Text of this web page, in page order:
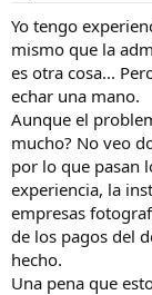
Yo tengo
mismo que la
es otra cosa...
echar una mano.
Aunque el
mucho? No veo
por lo que pasan
experiencia, la
empresas
de los pagos del
hecho.
Una pena que